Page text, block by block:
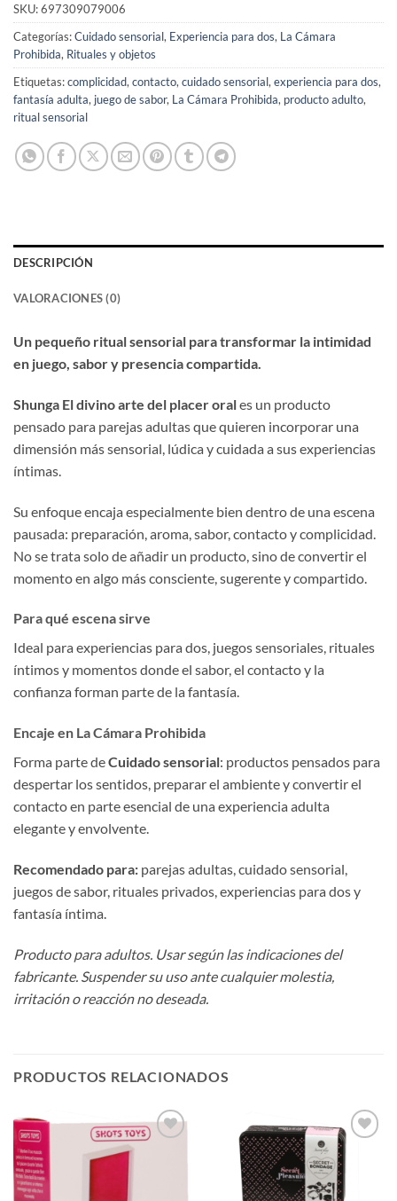
SKU:697309079006
Categorías:Cuidado sensorial, Experiencia para dos, La Cámara
Prohibida, Rituales y objetos
Etiquetas:complicidad, contacto, cuidado sensorial, experiencia para dos,
fantasía adulta, juego de sabor, La Cámara Prohibida, producto adulto,
ritual sensorial
DESCRIPCIÓN
VALORACIONES (0)
Un pequeño ritual sensorial para transformar la intimidad
en juego, sabor y presencia compartida.
Shunga El divino arte del placer orales un producto
pensado para parejas adultas que quieren incorporar una
dimensión más sensorial, lúdica y cuidada a sus experiencias
íntimas.
Su enfoque encaja especialmente bien dentro de una escena
pausada: preparación, aroma, sabor, contacto y complicidad.
No se trata solo de añadir un producto, sino de convertir el
momento en algo más consciente, sugerente y compartido.
Para qué escena sirve
Ideal para experiencias para dos, juegos sensoriales, rituales
íntimos y momentos donde el sabor, el contacto y la
confianza forman parte de la fantasía.
Encaje en La Cámara Prohibida
Forma parte deCuidado sensorial: productos pensados para
despertar los sentidos, preparar el ambiente y convertir el
contacto en parte esencial de una experiencia adulta
elegante y envolvente.
Recomendado para: parejas adultas, cuidado sensorial,
juegos de sabor, rituales privados, experiencias para dos y
fantasía íntima.
Producto para adultos. Usar según las indicaciones del
fabricante. Suspender su uso ante cualquier molestia,
irritación o reacción no deseada.
PRODUCTOS RELACIONADOS